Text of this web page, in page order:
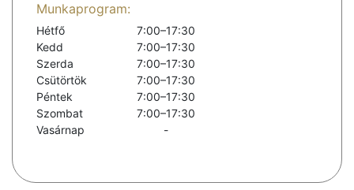
Munkaprogram:
Hétfő
7:00–17:30
Kedd
7:00–17:30
Szerda
7:00–17:30
Csütörtök
7:00–17:30
Péntek
7:00–17:30
Szombat
7:00–17:30
Vasárnap
-